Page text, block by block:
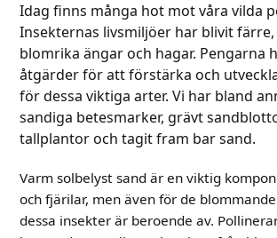
Idag finns många hot mot våra vilda
Insekternas livsmiljöer har blivit färre,
blomrika ängar och hagar. Pengarna
åtgärder för att förstärka och
för dessa viktiga arter. Vi har bland
sandiga betesmarker, grävt
tallplantor och tagit fram bar sand.
Varm solbelyst sand är en viktig
och fjärilar, men även för de
dessa insekter är beroende av.